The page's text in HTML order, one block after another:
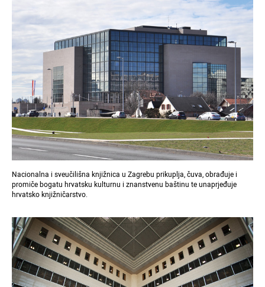
Nacionalna i sveučilišna knjižnica u Zagrebu prikuplja, čuva, obrađuje i
promiče bogatu hrvatsku kulturnu i znanstvenu baštinu te unaprjeđuje
hrvatsko knjižničarstvo.